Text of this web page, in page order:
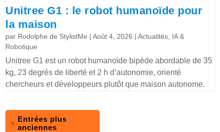
Unitree G1 : le robot humanoïde pour
la maison
par Rodolphe de StylistMe |Août 4, 2026 |Actualités IA &
Robotique
Unitree G1 est un robot humanoïde bipède abordable de 35
kg, 23 degrés de liberté et 2 h d’autonomie, orienté
chercheurs et développeurs plutôt que maison autonome.
Entrées plus
anciennes